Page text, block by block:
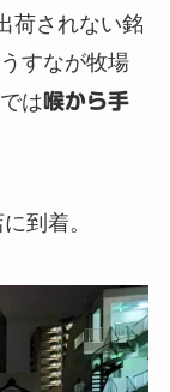
荷されない銘
すなが牧場
は喉から手
到着。